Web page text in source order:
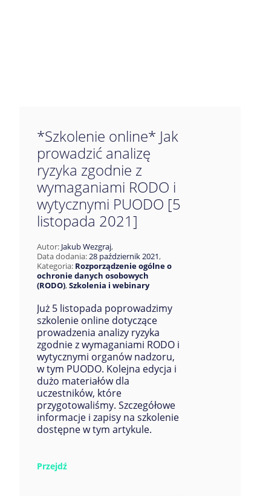
*Szkolenie online* Jak
prowadzić analizę
ryzyka zgodnie z
wymaganiami RODO i
wytycznymi PUODO [5
listopada 2021]
Autor: Jakub Wezgraj,
Data dodania:28 październik 2021,
Kategoria: Rozporządzenie ogólne o
ochronie danych osobowych
(RODO),Szkolenia i webinary
Już 5 listopada poprowadzimy
szkolenie online dotyczące
prowadzenia analizy ryzyka
zgodnie z wymaganiami RODO i
wytycznymi organów nadzoru,
w tym PUODO. Kolejna edycja i
dużo materiałów dla
uczestników, które
przygotowaliśmy. Szczegółowe
informacje i zapisy na szkolenie
dostępne w tym artykule.
Przejdź